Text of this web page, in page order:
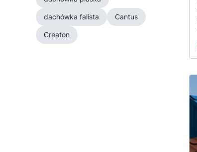
dachówka falista Cantus
Creaton